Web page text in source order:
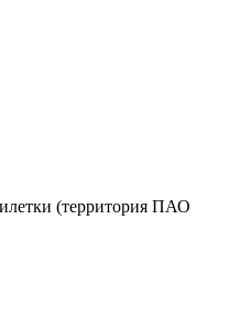
(территория ПАО